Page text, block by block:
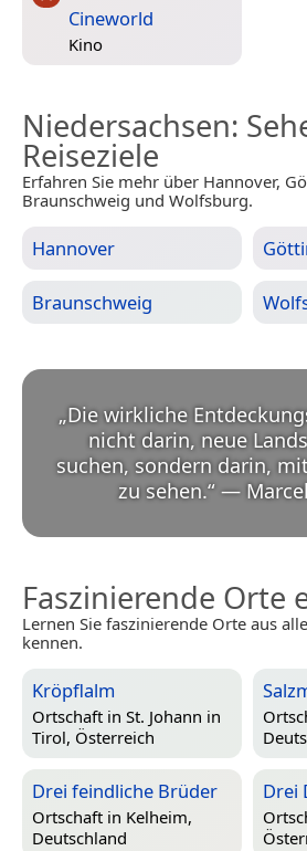
Cineworld
Kino
Niedersachsen:
Reiseziele
Erfahren Sie mehr über Hannover,
Braunschweig und Wolfsburg.
Hannover
Braunschweig
„Die wirkliche
nicht darin, neue
suchen, sondern darin,
zu sehen.“ —
Faszinierende Orte
Lernen Sie faszinierende Orte aus
kennen.
Kröpflalm
Ortschaft in St. Johann in
Tirol, Österreich
Drei feindliche Brüder
Ortschaft in Kelheim,
Deutschland
Drei